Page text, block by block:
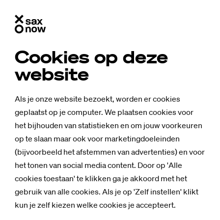
Cookies op deze
website
Als je onze website bezoekt, worden er cookies
geplaatst op je computer. We plaatsen cookies voor
het bijhouden van statistieken en om jouw voorkeuren
op te slaan maar ook voor marketingdoeleinden
(bijvoorbeeld het afstemmen van advertenties) en voor
het tonen van social media content. Door op 'Alle
cookies toestaan' te klikken ga je akkoord met het
gebruik van alle cookies. Als je op 'Zelf instellen' klikt
kun je zelf kiezen welke cookies je accepteert.